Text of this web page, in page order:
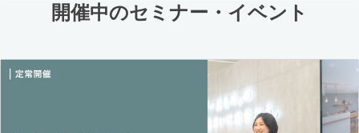
開催中のセミナー・イベント